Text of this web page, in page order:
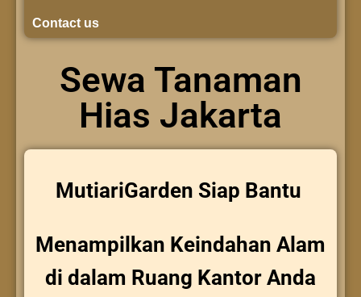
Contact us
Sewa Tanaman
Hias Jakarta
MutiariGarden Siap Bantu
Menampilkan Keindahan Alam
di dalam Ruang Kantor Anda